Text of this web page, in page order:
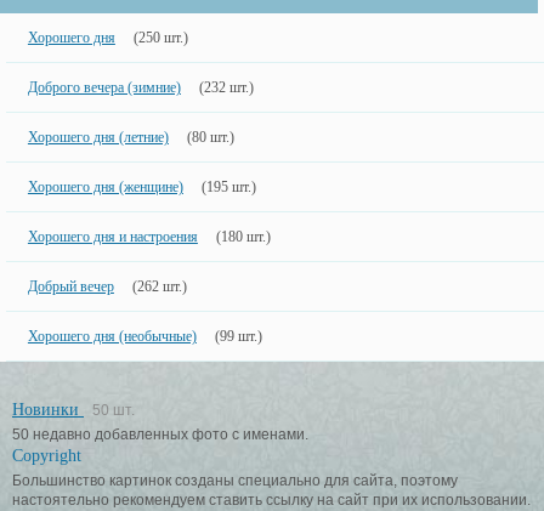
Хорошего дня (250 шт.)
Доброго вечера (зимние) (232 шт.)
Хорошего дня (летние) (80 шт.)
Хорошего дня (женщине) (195 шт.)
Хорошего дня и настроения (180 шт.)
Добрый вечер (262 шт.)
Хорошего дня (необычные) (99 шт.)
Новинки
50 шт.
50 недавно добавленных фото с именами.
Copyright
Большинство картинок созданы специально для сайта, поэтому
настоятельно рекомендуем ставить ссылку на сайт при их использовании.